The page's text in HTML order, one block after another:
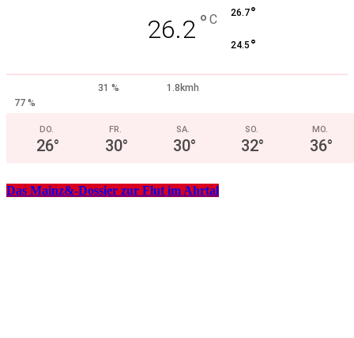
26.2 ° C 26.7°
24.5 °
31 %
1.8kmh
77 %
DO.
26°
FR.
30°
SA.
30°
SO.
32°
MO.
36°
Das Mainz&-Dossier zur Flut im Ahrtal